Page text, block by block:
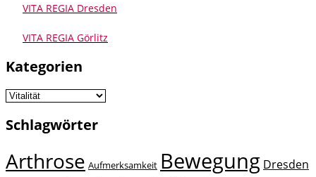
VITA REGIA Dresden
VITA REGIA Görlitz
Kategorien
Kategorien
Schlagwörter
Arthrose Aufmerksamkeit Bewegung Dresden